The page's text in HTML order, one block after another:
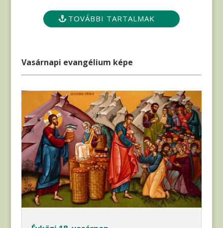
TOVÁBBI TARTALMAK
Vasárnapi evangélium képe